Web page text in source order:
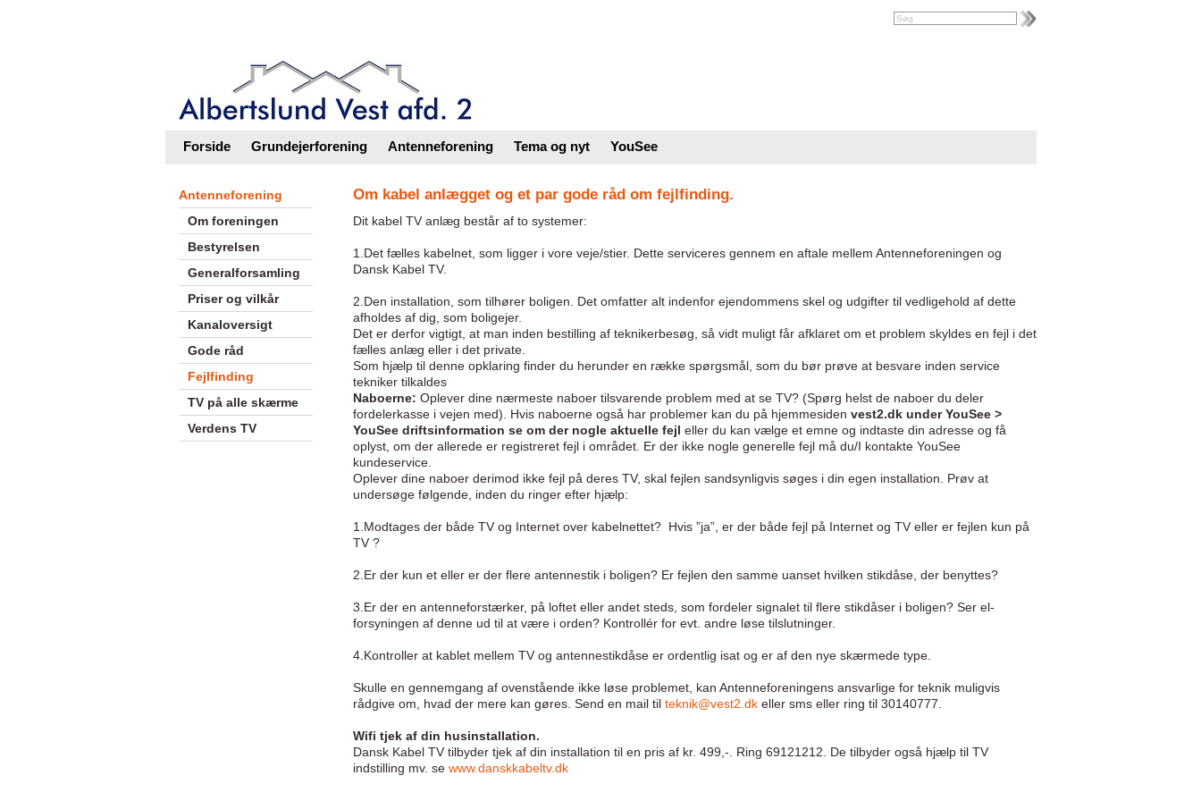
Forside Grundejerforening Antenneforening Tema og nyt YouSee
Antenneforening
Om foreningen
Bestyrelsen
Generalforsamling
Priser og vilkår
Kanaloversigt
Gode råd
Fejlfinding
TV på alle skærme
Verdens TV
Om kabel anlægget og et par gode råd om fejlfinding.
Dit kabel TV anlæg består af to systemer:
1.Det fælles kabelnet, som ligger i vore veje/stier. Dette serviceres gennem en aftale mellem Antenneforeningen og
Dansk Kabel TV.
2.Den installation, som tilhører boligen. Det omfatter alt indenfor ejendommens skel og udgifter til vedligehold af dette
afholdes af dig, som boligejer.
Det er derfor vigtigt, at man inden bestilling af teknikerbesøg, så vidt muligt får afklaret om et problem skyldes en fejl i det
fælles anlæg eller i det private.
Som hjælp til denne opklaring finder du herunder en række spørgsmål, som du bør prøve at besvare inden service
tekniker tilkaldes
Naboerne: Oplever dine nærmeste naboer tilsvarende problem med at se TV? (Spørg helst de naboer du deler
fordelerkasse i vejen med). Hvis naboerne også har problemer kan du på hjemmesiden vest2.dk under YouSee >
YouSee driftsinformation se om der nogle aktuelle fejl eller du kan vælge et emne og indtaste din adresse og få
oplyst, om der allerede er registreret fejl i området. Er der ikke nogle generelle fejl må du/I kontakte YouSee
kundeservice.
Oplever dine naboer derimod ikke fejl på deres TV, skal fejlen sandsynligvis søges i din egen installation. Prøv at
undersøge følgende, inden du ringer efter hjælp:
1.Modtages der både TV og Internet over kabelnettet? Hvis ”ja”, er der både fejl på Internet og TV eller er fejlen kun på
TV ?
2.Er der kun et eller er der flere antennestik i boligen? Er fejlen den samme uanset hvilken stikdåse, der benyttes?
3.Er der en antenneforstærker, på loftet eller andet steds, som fordeler signalet til flere stikdåser i boligen? Ser el-
forsyningen af denne ud til at være i orden? Kontrollér for evt. andre løse tilslutninger.
4.Kontroller at kablet mellem TV og antennestikdåse er ordentlig isat og er af den nye skærmede type.
Skulle en gennemgang af ovenstående ikke løse problemet, kan Antenneforeningens ansvarlige for teknik muligvis
rådgive om, hvad der mere kan gøres. Send en mail til teknik@vest2.dkeller sms eller ring til 30140777.
Wifi tjek af din husinstallation.
Dansk Kabel TV tilbyder tjek af din installation til en pris af kr. 499,-. Ring 69121212. De tilbyder også hjælp til TV
indstilling mv. se www.danskkabeltv.dk